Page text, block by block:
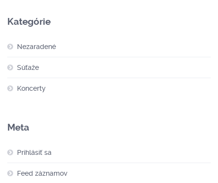
Kategórie
Nezaradené
Súťaže
Koncerty
Meta
Prihlásiť sa
Feed záznamov